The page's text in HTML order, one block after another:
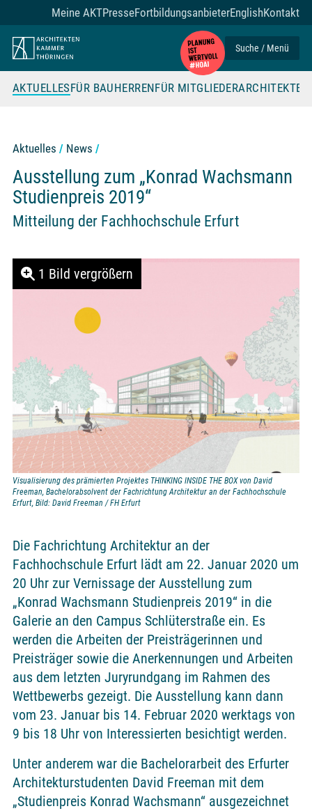
Zum Seiteninhalt
Suche / Menü
AKTUELLESFÜR BAUHERRENFÜR MITGLIEDER
Meine AKTPresseFortbildungsanbieterEnglishKontakt
Aktuelles News
Ausstellung zum „Konrad Wachsmann
Studienpreis 2019“
Mitteilung der Fachhochschule Erfurt
1 Bild vergrößern
Visualisierung des prämierten Projektes THINKING INSIDE THE BOX von David
Freeman, Bachelorabsolvent der Fachrichtung Architektur an der Fachhochschule
Erfurt, Bild: David Freeman / FH Erfurt
Die Fachrichtung Architektur an der
Fachhochschule Erfurt lädt am 22. Januar 2020 um
20 Uhr zur Vernissage der Ausstellung zum
„Konrad Wachsmann Studienpreis 2019“ in die
Galerie an den Campus Schlüterstraße ein. Es
werden die Arbeiten der Preisträgerinnen und
Preisträger sowie die Anerkennungen und Arbeiten
aus dem letzten Juryrundgang im Rahmen des
Wettbewerbs gezeigt. Die Ausstellung kann dann
vom 23. Januar bis 14. Februar 2020 werktags von
9 bis 18 Uhr von Interessierten besichtigt werden.
Unter anderem war die Bachelorarbeit des Erfurter
Architekturstudenten David Freeman mit dem
„Studienpreis Konrad Wachsmann“ ausgezeichnet